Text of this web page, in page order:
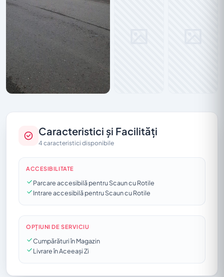
Caracteristici și Facilități
4 caracteristici disponibile
ACCESIBILITATE
Parcare accesibilă pentru Scaun cu Rotile
Intrare accesibilă pentru Scaun cu Rotile
OPȚIUNI DE SERVICIU
Cumpărături în Magazin
Livrare în Aceeași Zi